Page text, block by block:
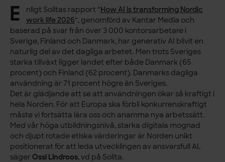
E nligt Solitas rapport “How AI is transforming Nordic
work life 2026“, genomförd av Kantar Media och
baserad på svar från över 3 000 kontorsarbetare i
Sverige, Finland och Danmark, har generativ AI blivit en
naturlig del av det dagliga arbetet. Men trots Sveriges
starka tillväxt ligger landet efter både Danmark (65
procent) och Finland (62 procent). Danmarks dagliga
användning är 71 procent högre än Sveriges.
Det är glädjande att se att användningen ökar så kraftigt i
hela Norden. För att Europa ska förbli konkurrenskraftigt
måste vi fortsätta lära oss och anamma nya arbetssätt.
Med vår höga utbildningsnivå, starka digitala mognad
och djupt rotade etiska värderingar är Norden unikt
positionerat för att leda utvecklingen av ansvarsfull AI,
säger Ossi Lindroos, vd på Solita.